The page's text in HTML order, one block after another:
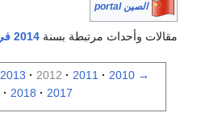
الصين portal
مقالات وأحداث مرتبطة بسنة 2014 في الصين
→
2010
2011
2012
2013
2017
2018